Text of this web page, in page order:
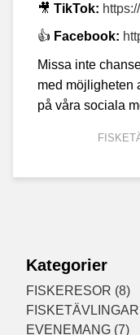
🎥 TikTok:
👍 Facebook:
Missa inte
med möjligheten
på våra sociala
Kategorier
FISKERESOR (8)
EVENEMANG (7)